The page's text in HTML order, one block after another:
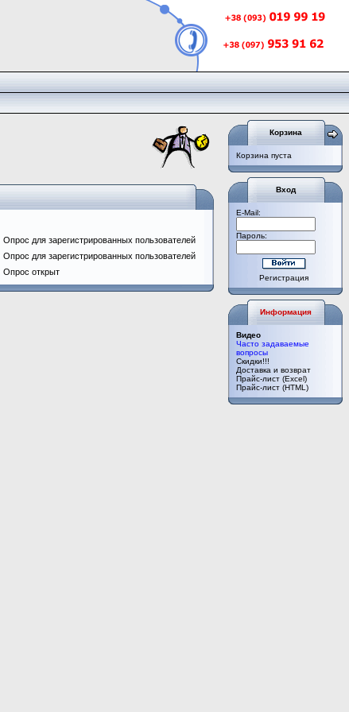
Опрос для зарегистрированных пользователей
Опрос для зарегистрированных пользователей
Опрос открыт
Корзина
Корзина пуста
Вход
E-Mail:
Пароль:
Регистрация
Информация
Видео
Часто задаваемые
вопросы
Cкидки!!!
Доставка и возврат
Прайс-лист (Excel)
Прайс-лист (HTML)